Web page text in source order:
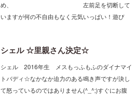
いますが何の不自由もなく元気いっぱい！遊び
シェル 2016年生 メスもっふもふのダイナマイ
トバディ☆なかなか迫力のある鳴き声ですが決し
て怒っているのではありません(^_^;)すぐにお腹
を見せてコロンコロンと甘えます♪どこを撫でて